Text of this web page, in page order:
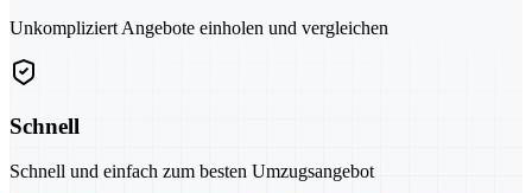
Unkompliziert Angebote einholen und vergleichen
Schnell
Schnell und einfach zum besten Umzugsangebot